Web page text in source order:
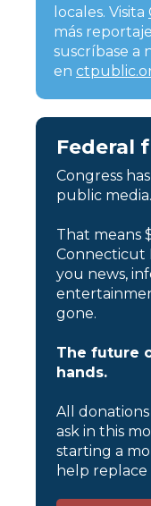
locales. Visita
más
suscríbase a
en
Federal
Congress
public media.
That means
Connecticut
you news,
gone.
The future
hands.
All
ask in this
starting a
help replace